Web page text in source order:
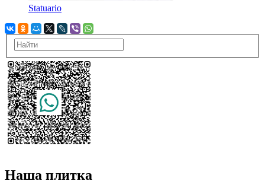
Statuario
Наша плитка